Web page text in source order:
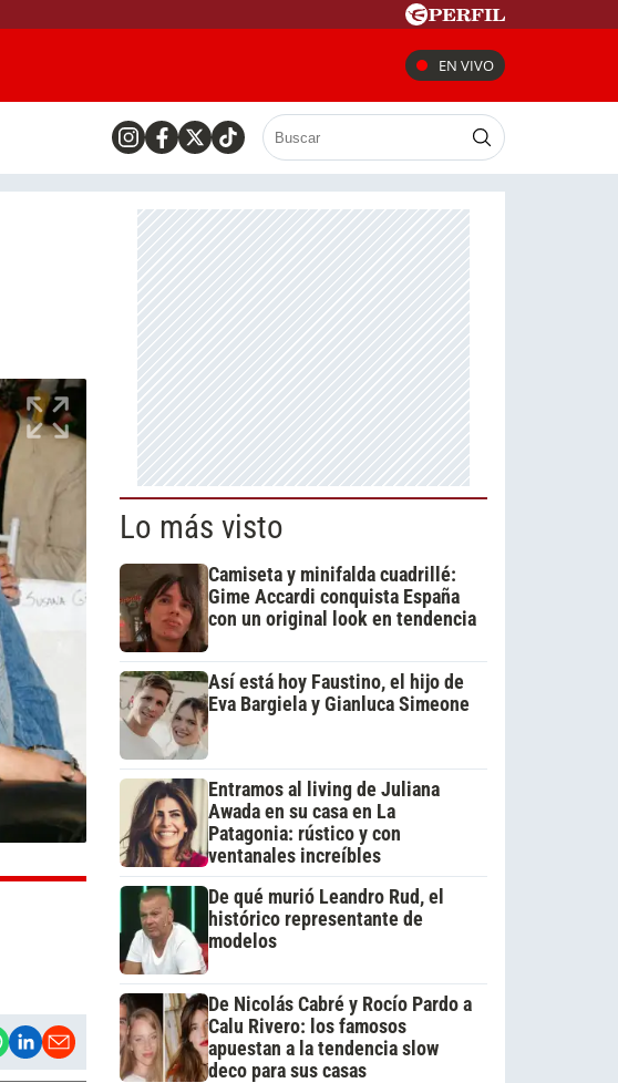
EN VIVO
Lo más visto
Camiseta y minifalda cuadrillé:
Gime Accardi conquista España
con un original look en tendencia
Así está hoy Faustino, el hijo de
Eva Bargiela y Gianluca Simeone
Entramos al living de Juliana
Awada en su casa en La
Patagonia: rústico y con
ventanales increíbles
De qué murió Leandro Rud, el
histórico representante de
modelos
De Nicolás Cabré y Rocío Pardo a
Calu Rivero: los famosos
apuestan a la tendencia slow
deco para sus casas